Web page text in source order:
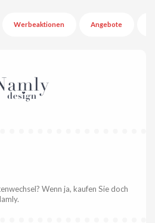
Werbeaktionen Angebote
Wenn ja, kaufen Sie doch